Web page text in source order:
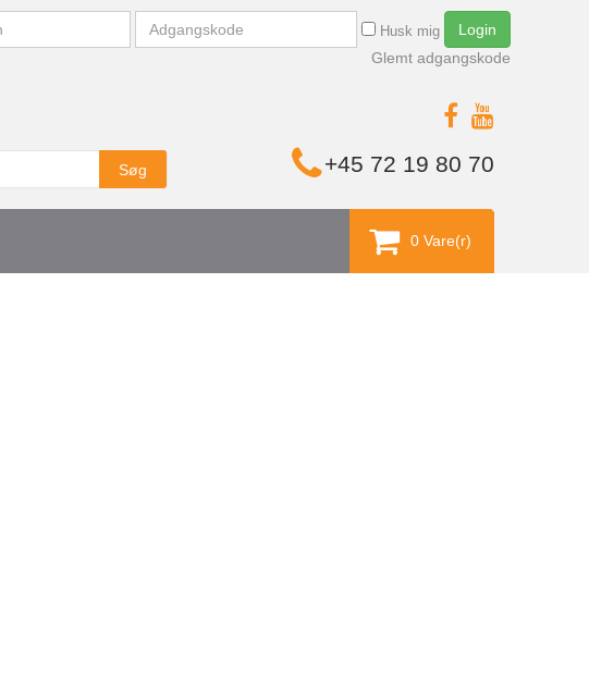
Husk mig
Login
Glemt adgangskode
Søg
+45 72 19 80 70
0 Vare(r)